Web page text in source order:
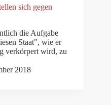
sich gegen
die Aufgabe
Staat", wie er
verkörpert wird, zu
2018